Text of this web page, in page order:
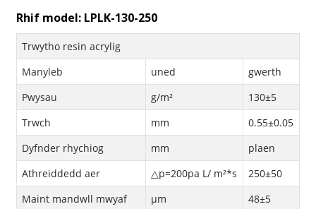
Rhif model: LPLK-130-250
Trwytho resin acrylig
Manyleb
uned
gwerth
Pwysau
g/m²
130±5
Trwch
mm
0.55±0.05
Dyfnder rhychiog
mm
plaen
Athreiddedd aer
△p=200pa L/ m²*s
250±50
Maint mandwll mwyaf
μm
48±5